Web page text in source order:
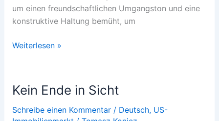
um einen freundschaftlichen Umgangston und eine
konstruktive Haltung bemüht, um
Keine
Weiterlesen »
Kein Ende in Sicht
Schreibe einen Kommentar / Deutsch, US-